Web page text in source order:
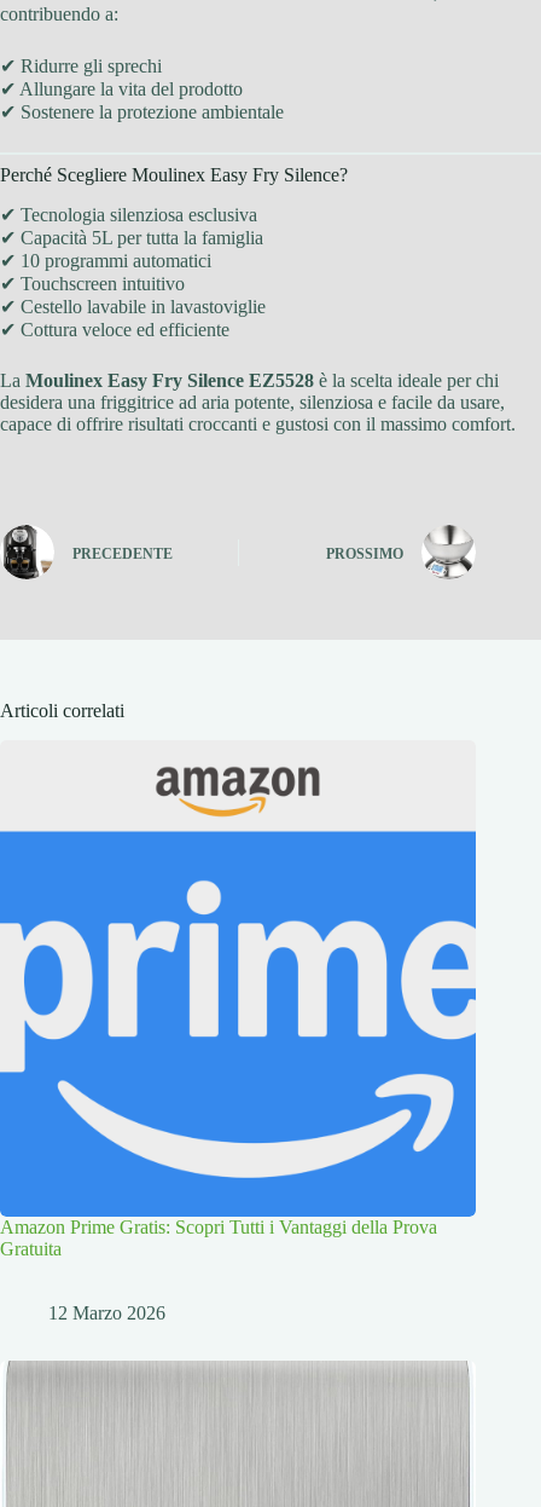
contribuendo a:
✔ Ridurre gli sprechi
✔ Allungare la vita del prodotto
✔ Sostenere la protezione ambientale
Perché Scegliere Moulinex Easy Fry Silence?
✔ Tecnologia silenziosa esclusiva
✔ Capacità 5L per tutta la famiglia
✔ 10 programmi automatici
✔ Touchscreen intuitivo
✔ Cestello lavabile in lavastoviglie
✔ Cottura veloce ed efficiente
La Moulinex Easy Fry Silence EZ5528 è la scelta ideale per chi
desidera una friggitrice ad aria potente, silenziosa e facile da usare,
capace di offrire risultati croccanti e gustosi con il massimo comfort.
PRECEDENTE PROSSIMO
Articoli correlati
Amazon Prime Gratis: Scopri Tutti i Vantaggi della Prova
Gratuita
12 Marzo 2026